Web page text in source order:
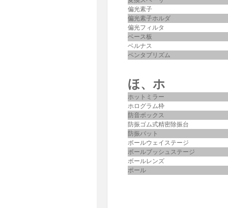
偏光素子
偏光素子ホルダ
偏光フィルタ
ベース板
ベルナス
ペンタプリズム
ほ、ホ
ホットミラー
ホログラム枠
防音ボックス
防振ゴム式精密除振台
防振パット
ボールウェイステージ
ボールブッシュステージ
ボールレンズ
ポール